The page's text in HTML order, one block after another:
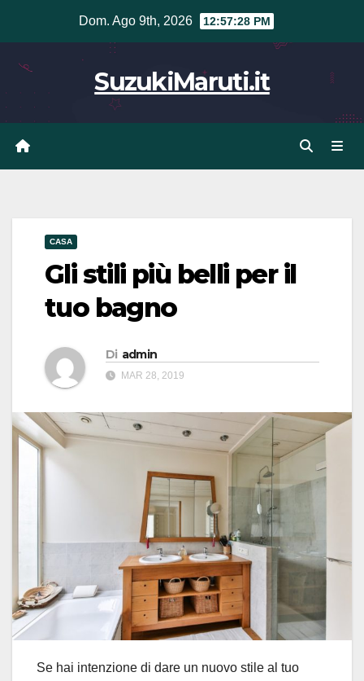
contenuto
Dom. Ago 9th, 2026 12:57:29 PM
SuzukiMaruti.it
CASA
Gli stili più belli per il
tuo bagno
Di admin
MAR 28, 2019
Se hai intenzione di dare un nuovo stile al tuo